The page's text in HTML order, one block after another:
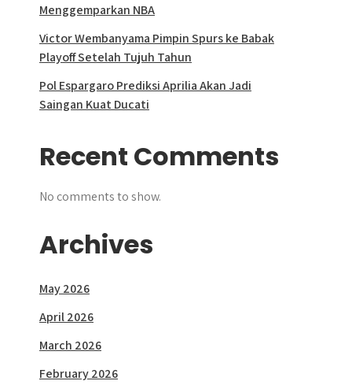
Menggemparkan NBA
Victor Wembanyama Pimpin Spurs ke Babak
Playoff Setelah Tujuh Tahun
Pol Espargaro Prediksi Aprilia Akan Jadi
Saingan Kuat Ducati
Recent Comments
No comments to show.
Archives
May 2026
April 2026
March 2026
February 2026